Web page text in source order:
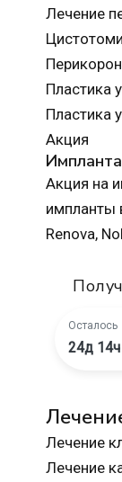
Лечение
Пластика
Пластика
Акция
Акция на
импланты
Renova,
Осталось
24д
Лечение
Лечение